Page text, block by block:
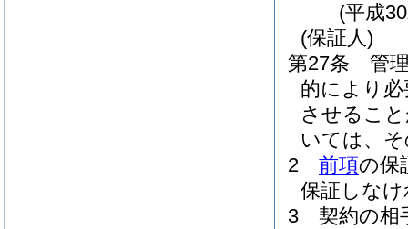
(平成
(保証人)
第27条
管
的により
させるこ
いては、
2
前項の保
保証しな
3
契約の相